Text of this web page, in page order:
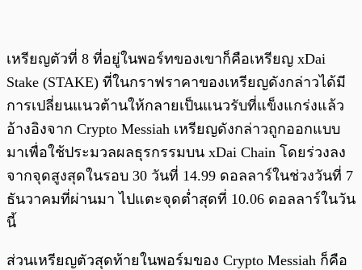
เหรียญตัวที่ 8 ที่อยู่ในพอร์ทของเขาก็คือเหรียญ xDai
Stake (STAKE) ที่ในกราฟราคาของเหรียญดังกล่าวได้มี
การเปลี่ยนแนวต้านให้กลายเป็นแนวรับที่แข็งแกร่งแล้ว
อ้างอิงจาก Crypto Messiah เหรียญดังกล่าวถูกออกแบบ
มาเพื่อใช้ประมวลผลธุรกรรมบน xDai Chain โดยร่วงลง
จากจุดสูงสุดในรอบ 30 วันที่ 14.99 ดอลลาร์ในช่วงวันที่ 7
ธันวาคมที่ผ่านมา ไปแตะจุดต่ำสุดที่ 10.06 ดอลลาร์ในวัน
นี้
ส่วนเหรียญตัวสุดท้ายในพอร์มของ Crypto Messiah ก็คือ